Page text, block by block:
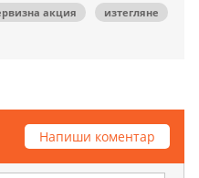
акция
изтегляне
Напиши коментар